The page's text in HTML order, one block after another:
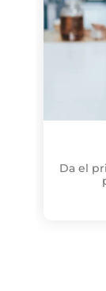
Da el